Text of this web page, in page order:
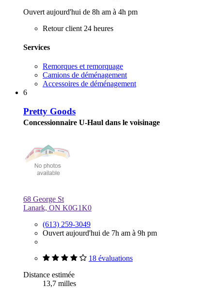
Ouvert aujourd'hui de 8h am à 4h pm
Retour client 24 heures
Services
Remorques et remorquage
Camions de déménagement
Accessoires de déménagement
6
Pretty Goods
Concessionnaire U-Haul dans le voisinage
68 George St
Lanark, ON K0G1K0
(613) 259-3049
Ouvert aujourd'hui de 7h am à 9h pm
18 évaluations
Distance estimée
13,7 milles